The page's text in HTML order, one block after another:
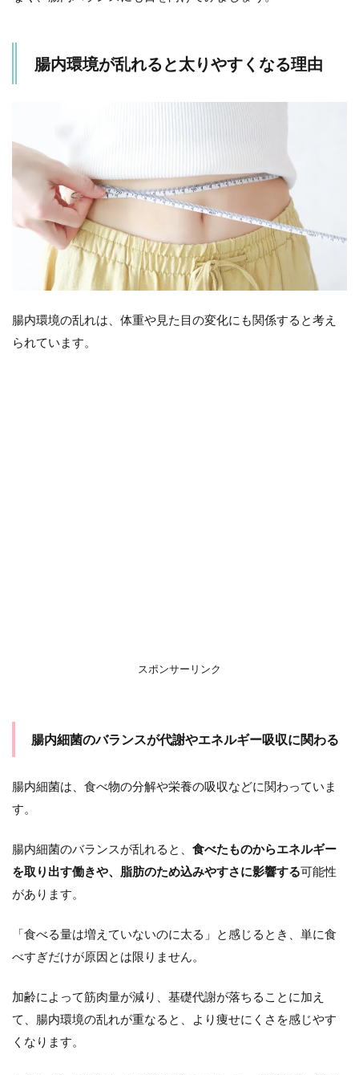
っか
り摂
ント
を上
手に
活用
する
腸内環境が乱れると太りやすくなる理由
腸内環境の乱れは、体重や見た目の変化にも関係すると考え
られています。
スポンサーリンク
腸内細菌のバランスが代謝やエネルギー吸収に関わる
腸内細菌は、食べ物の分解や栄養の吸収などに関わっていま
す。
腸内細菌のバランスが乱れると、 食べたものからエネルギー
を取り出す働きや、脂肪のため込みやすさに影響する可能性
があります。
「食べる量は増えていないのに太る」と感じるとき、単に食
べすぎだけが原因とは限りません。
加齢によって筋肉量が減り、基礎代謝が落ちることに加え
て、腸内環境の乱れが重なると、より痩せにくさを感じやす
くなります。